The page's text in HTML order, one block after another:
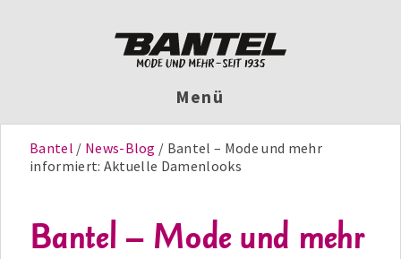
Menü
Bantel News-Blog
Bantel – Mode und mehr
informiert: Aktuelle Damenlooks
Bantel – Mode und mehr